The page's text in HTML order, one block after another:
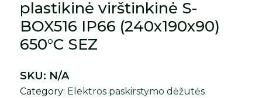
plastikinė virštinkinė S-
BOX516 IP66 (240x190x90)
650°C SEZ
SKU: N/A
Category: Elektros paskirstymo dėžutės